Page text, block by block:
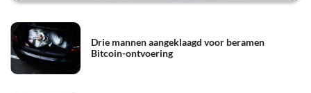
Drie mannen aangeklaagd voor beramen
Bitcoin-ontvoering